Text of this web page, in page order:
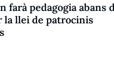
farà pedagogia abans
la llei de patrocinis